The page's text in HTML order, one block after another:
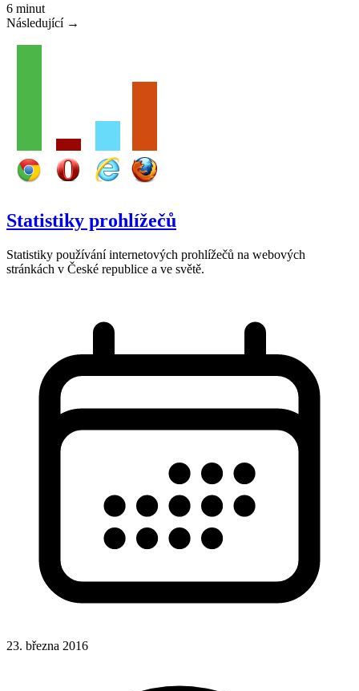
6 minut
Následující →
Statistiky prohlížečů
Statistiky používání internetových prohlížečů na webových
stránkách v České republice a ve světě.
23. března 2016